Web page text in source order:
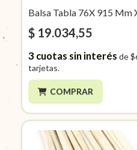
Balsa Tabla 76X 915 Mm
$ 19.034,55
3cuotas sin interés de
tarjetas.
COMPRAR